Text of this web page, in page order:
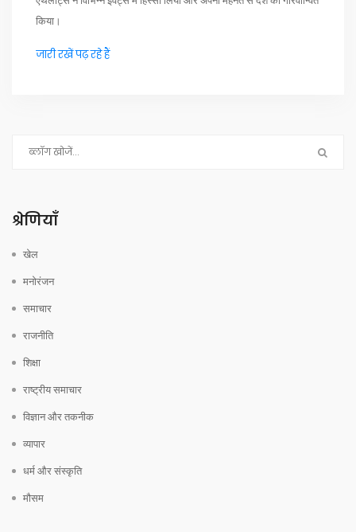
किया।
जारी रखें पढ़ रहे हैं
श्रेणियाँ
खेल
मनोरंजन
समाचार
राजनीति
शिक्षा
राष्ट्रीय समाचार
विज्ञान और तकनीक
व्यापार
धर्म और संस्कृति
मौसम